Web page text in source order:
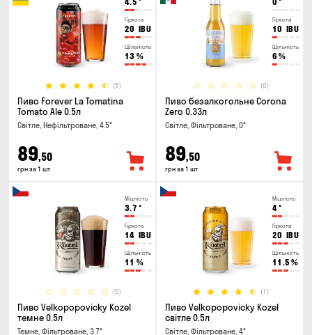
Гіркота
20 IBU
Щільність
13 %
(5)
Пиво Forever La Tomatina
Tomato Ale 0.5л
Світле, Нефільтроване, 4.5°
89,50
грн за 1 шт
Гіркота
10 IBU
Щільність
6 %
(0)
Пиво безалкогольне Corona
Zero 0.33л
Світле, Фільтроване, 0°
89,50
грн за 1 шт
Міцність
3.7 °
Гіркота
14 IBU
Щільність
11 %
(0)
Пиво Velkopopovicky Kozel
темне 0.5л
Темне, Фільтроване, 3.7°
Міцність
4°
Гіркота
20 IBU
Щільність
11.5 %
(1)
Пиво Velkopopovicky Kozel
світле 0.5л
Світле, Фільтроване, 4°